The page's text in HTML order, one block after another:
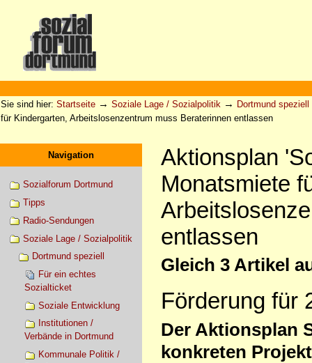
Werkzeuge
Sie sind hier: Startseite → Soziale Lage / Sozialpolitik → Dortmund speziell
für Kindergarten, Arbeitslosenzentrum muss Beraterinnen entlassen
Navigation
Sozialforum Dortmund
Tipps
Radio-Sendungen
Soziale Lage / Sozialpolitik
Dortmund speziell
Für ein echtes
Sozialticket
Soziale Entwicklung
Institutionen /
Verbände in Dortmund
Kommunale Politik /
Aktionsplan
Monatsmiete
entlassen
Gleich 3 Artikel
Förderung für
Der Aktionsplan
konkreten